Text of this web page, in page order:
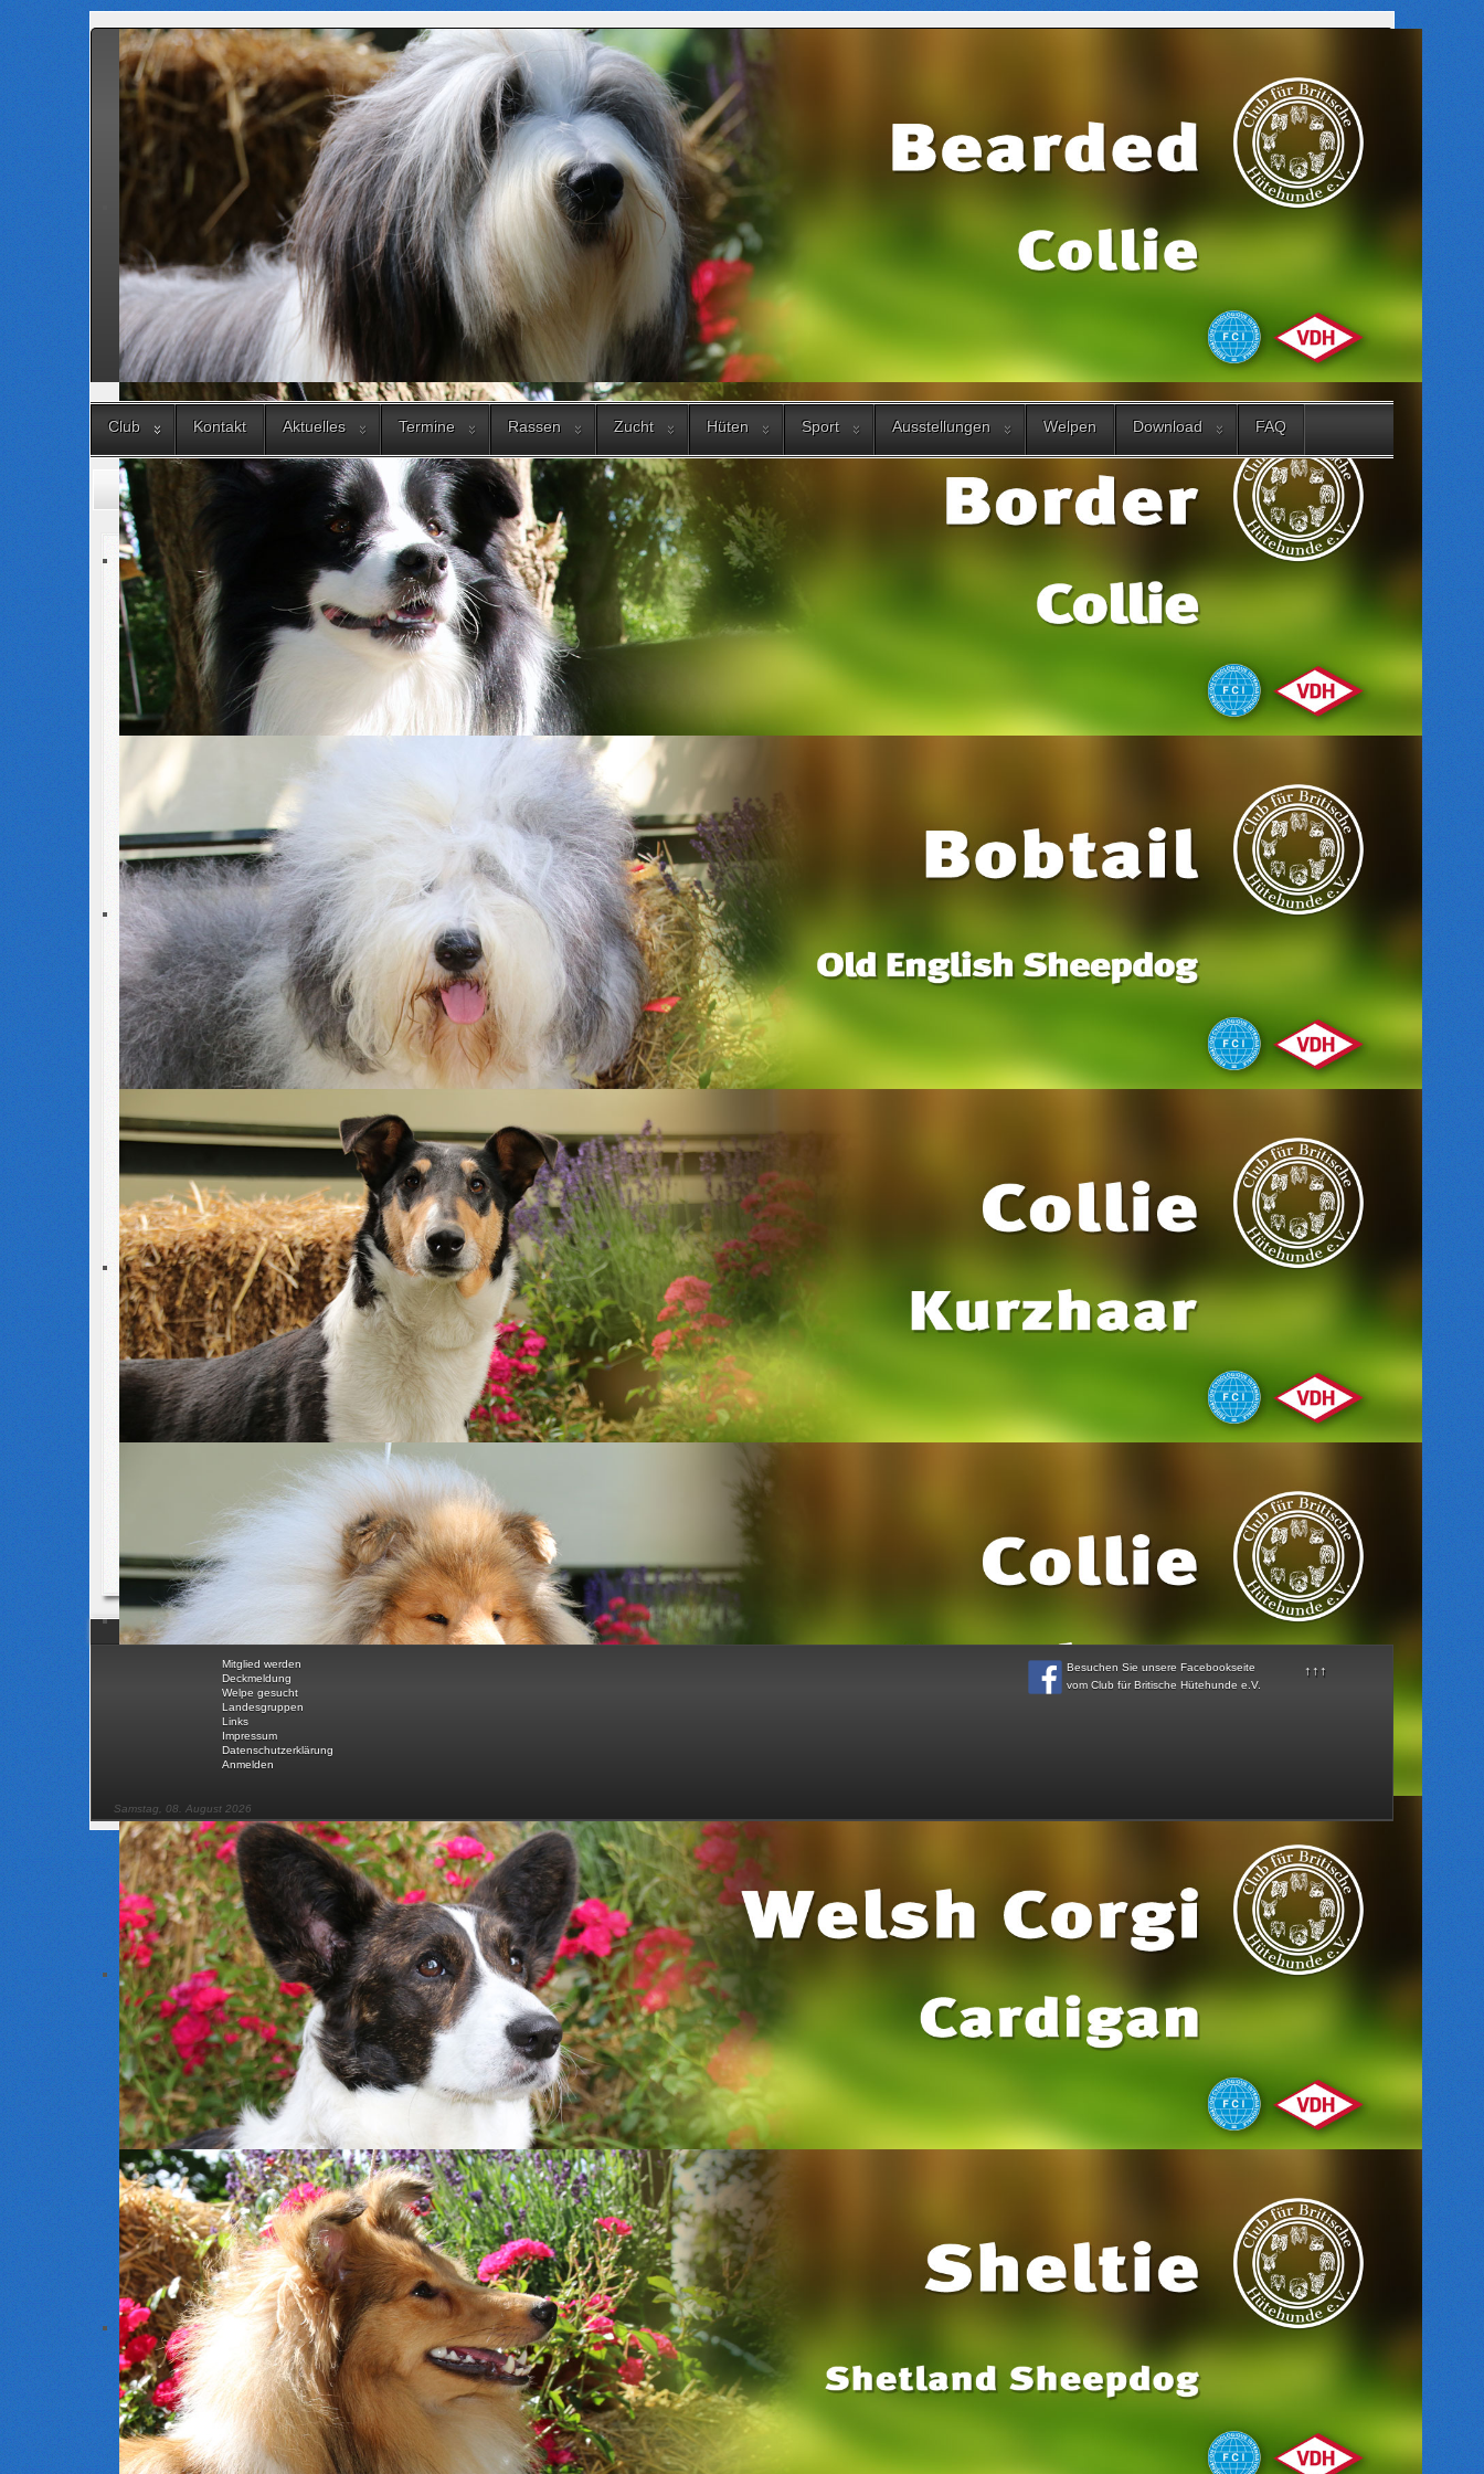
Club Kontakt Aktuelles Termine Rassen Zucht Hüten Sport Ausstellungen Welpen Download FAQ
Aktuelle Seite: Ansprechpartner Zuchtbuchstelle
Zuchtbuchstelle
Zuchtbuchstelle
Führung des Zuchtbuches
Ausgabe von Ahnentafeln u. a.
Susanne Langhorst-de Haan
Winnekendonker Str. 53
47627 Kevelaer
Tel. 02832-899897
Fax 02832-976226
zuchtbuch1@cfbrh.de
Annett Zink
Arnstädter Str. 3
98716 Elgersburg
Tel. 03677-790844
Mobil 0152-53636172
zuchtbuch2@cfbrh.de
Rassen
Collie Kurzhaar
Collie Langhaar
Shetland Sheepdog
Welsh Corgi Cardigan
Rassen
Border Collie
Bearded Collie
Old English Sheepdog
Eintragung der
Körungen aller Rassen
Zwingernamenschutz
Eintragung der
Gesundheitsergebnisse aller Rassen
Kontodaten des CfBrH
Bei Zahlungen an den Club für Britische Hütehunde e.V. verwenden Sie bitte folgende Kontodaten
HINWEIS: Hier bittekeine Mitgliedsbeiträge
einzahlen. Nur Zahlungen, welche auschliesslich an den Hauptclub gerichtet sind.
Bank
Deutsche Bank Berlin
Bankleitzahl
100 700 00
026 651 000
DE91 1007 0000 0026 6510 00
SWIFT / BIC
DEUT DEBB XXX
© Club für Britische Hütehunde e.V.
↑↑↑
Mitglied werden
Deckmeldung
Welpe gesucht
Landesgruppen
Links
Impressum
Datenschutzerklärung
Anmelden
Besuchen Sie unsere Facebookseite
vom Club für Britische Hütehunde e.V.
Samstag, 08. August 2026